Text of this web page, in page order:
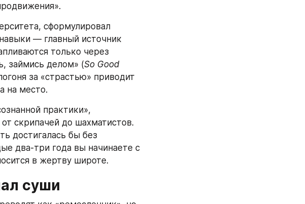
сформулировал
— главный источник
только через
займись делом» (So Good
за «страстью» приводит
на место.
практики»,
скрипачей до шахматистов.
достигалась бы без
два-три года вы начинаете с
в жертву широте.
суши